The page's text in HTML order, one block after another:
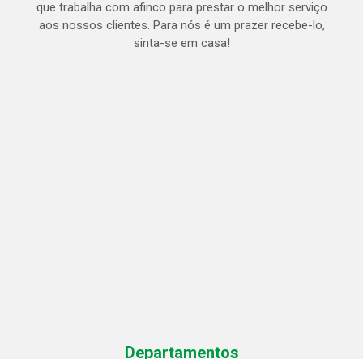
que trabalha com afinco para prestar o melhor serviço
aos nossos clientes. Para nós é um prazer recebe-lo,
sinta-se em casa!
Departamentos